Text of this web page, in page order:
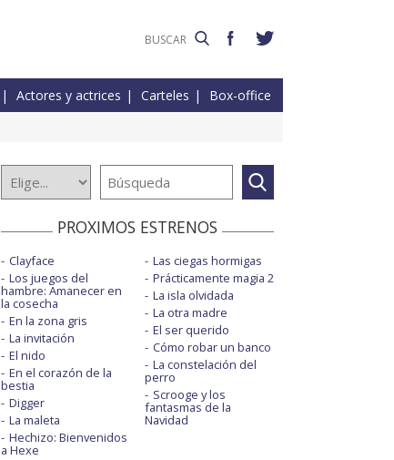
Actores y actrices Carteles Box-office
PROXIMOS ESTRENOS
Clayface
Los juegos del
hambre: Amanecer en
la cosecha
En la zona gris
La invitación
El nido
En el corazón de la
bestia
Digger
La maleta
Hechizo: Bienvenidos
a Hexe
Las ciegas hormigas
Prácticamente magia 2
La isla olvidada
La otra madre
El ser querido
Cómo robar un banco
La constelación del
perro
Scrooge y los
fantasmas de la
Navidad